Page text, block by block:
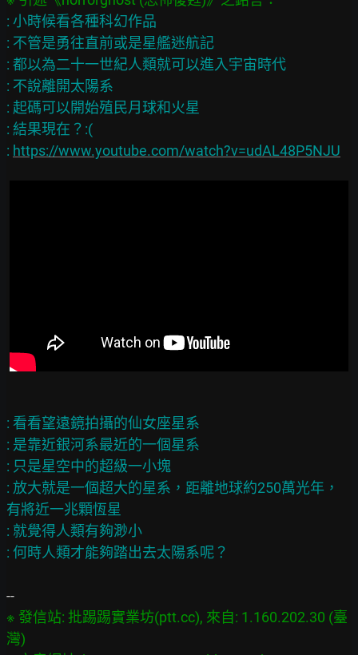
: 小時候看各種科幻作品
: 不管是勇往直前或是星艦迷航記
: 都以為二十一世紀人類就可以進入宇宙時代
: 不說離開太陽系
: 起碼可以開始殖民月球和火星
: 結果現在？:(
: https://www.youtube.com/watch?v=udAL48P5NJU
: 看看望遠鏡拍攝的仙女座星系
: 是靠近銀河系最近的一個星系
: 只是星空中的超級一小塊
: 放大就是一個超大的星系，距離地球約250萬光年，
有將近一兆顆恆星
: 就覺得人類有夠渺小
※ 發信站: 批踢踢實業坊(ptt.cc), 來自: 1.160.202.30 (臺
灣)